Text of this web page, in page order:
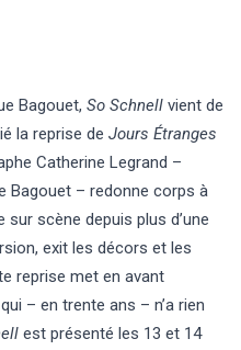
Bagouet, So Schnell vient de
la reprise de Jours Étranges
Catherine Legrand –
Bagouet – redonne corps à
scène depuis plus d’une
exit les décors et les
reprise met en avant
– en trente ans – n’a rien
est présenté les 13 et 14